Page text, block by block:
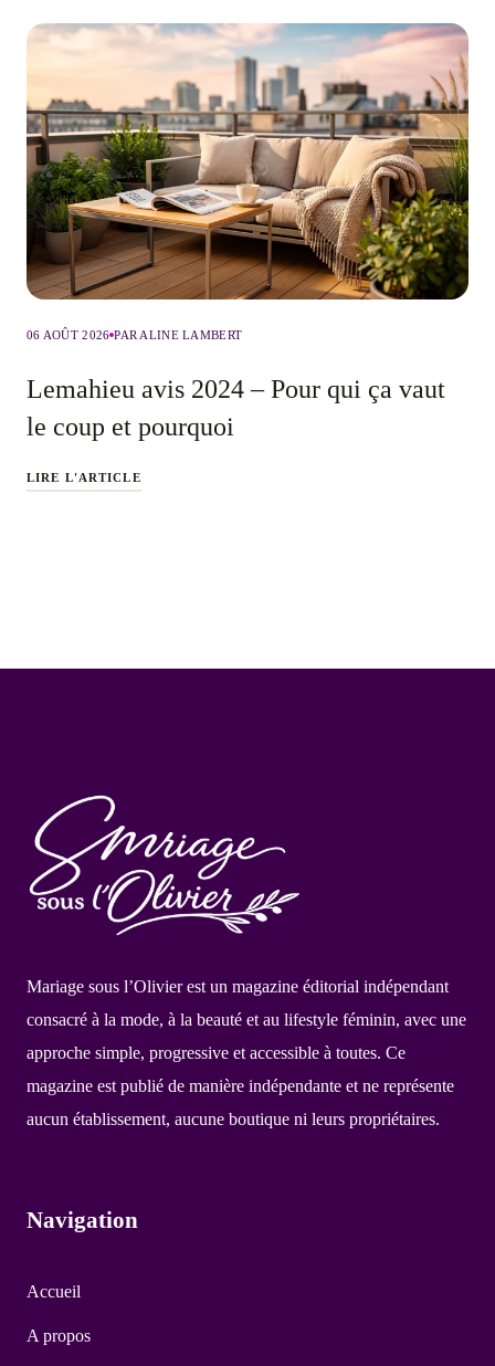
06 AOÛT 2026 PAR ALINE LAMBERT
Lemahieu avis 2024 – Pour qui ça vaut
le coup et pourquoi
LIRE L'ARTICLE
Mariage sous l’Olivier est un magazine éditorial indépendant
consacré à la mode, à la beauté et au lifestyle féminin, avec une
approche simple, progressive et accessible à toutes. Ce
magazine est publié de manière indépendante et ne représente
aucun établissement, aucune boutique ni leurs propriétaires.
Navigation
Accueil
A propos